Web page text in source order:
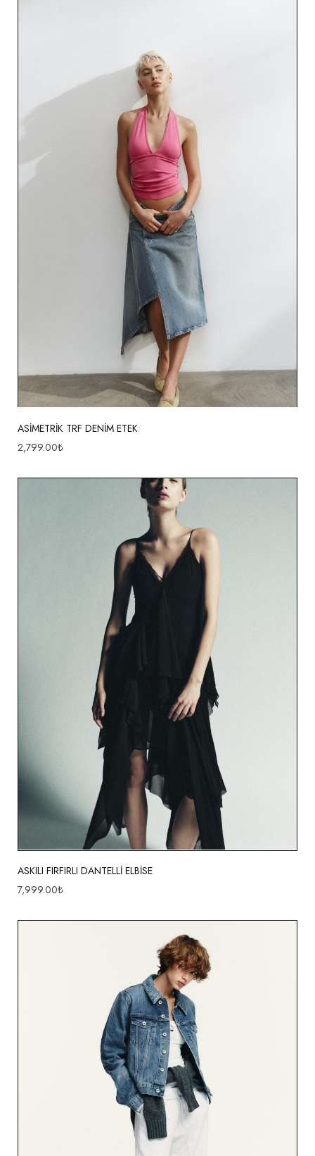
ASİMETRİK TRF DENİM ETEK
2,799.00₺
ASKILI FIRFIRLI DANTELLİ ELBİSE
7,999.00₺